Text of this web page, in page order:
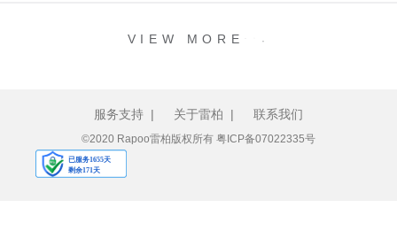
VIEW MORE
服务支持 | 关于雷柏 | 联系我们
©2020 Rapoo雷柏版权所有 粤ICP备07022335号